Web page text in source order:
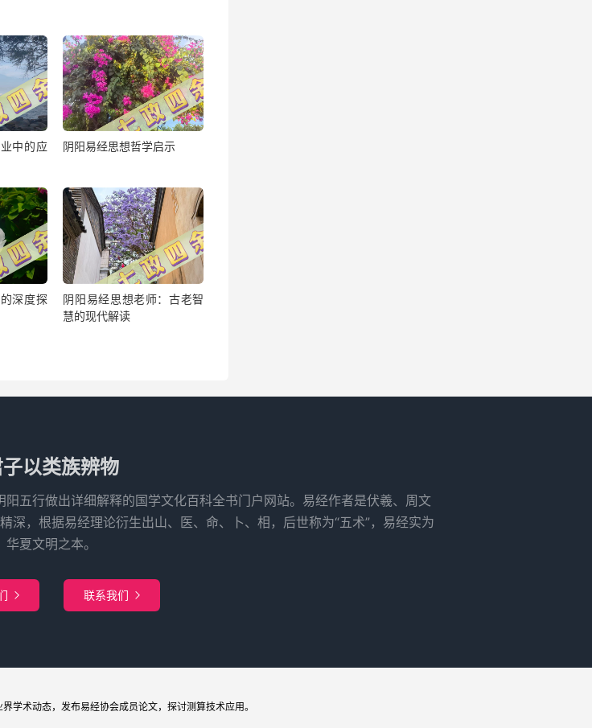
中的应
阴阳易经思想哲学启示
深度探
阴阳易经思想老师：古老智
慧的现代解读
以类族辨物
五行做出详细解释的国学文化百科全书门户网站。易经作者是伏羲、周文
深，根据易经理论衍生出山、医、命、卜、相，后世称为“五术”，易经实为
华夏文明之本。
 联系我们 
界学术动态，发布易经协会成员论文，探讨测算技术应用。